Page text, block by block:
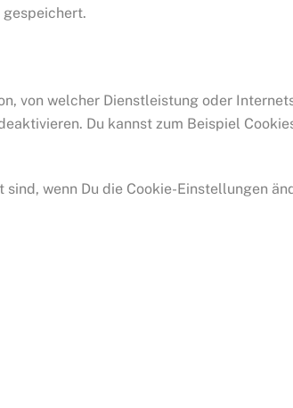
gespeichert.
von welcher Dienstleistung oder
Du kannst zum Beispiel
wenn Du die Cookie-Einstellungen